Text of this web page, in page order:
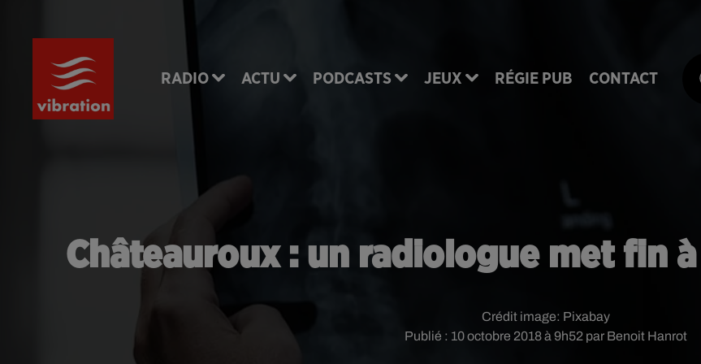
RADIO ACTU PODCASTS JEUX RÉGIE PUB CONTACT
Châteauroux : un radiologue met fin à
Publié : 10 octobre 2018 à 9h52 par Benoit Hanrot
Crédit image: Pixabay